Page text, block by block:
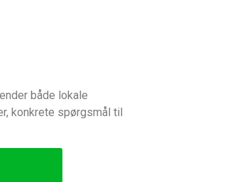
både lokale
konkrete spørgsmål til